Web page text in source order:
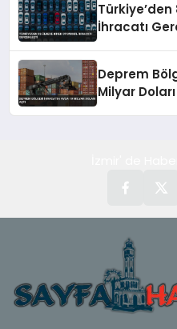
İhracatı
Deprem
Milyar Doları